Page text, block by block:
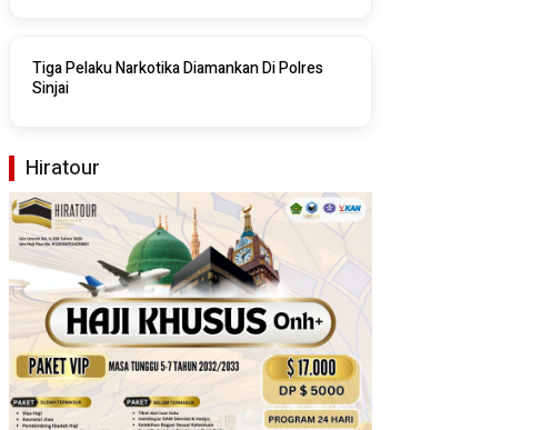
Tiga Pelaku Narkotika Diamankan Di Polres
Sinjai
Hiratour